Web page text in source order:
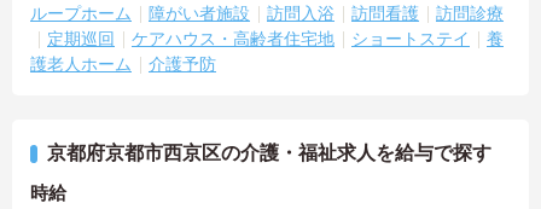
ループホーム
障がい者施設 訪問入浴 訪問看護
訪問診療
定期巡回
ケアハウス・高齢者住宅地 ショートステイ
養
護老人ホーム
介護予防
京都府京都市西京区の介護・福祉求人を給与で探す
時給